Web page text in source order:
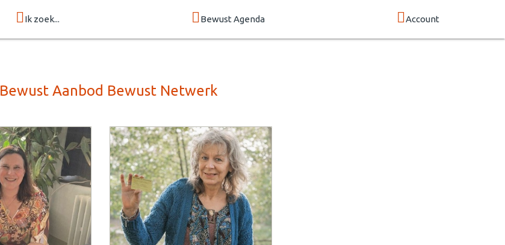
Ik zoek... Bewust Agenda Account
Bewust Aanbod Bewust Netwerk